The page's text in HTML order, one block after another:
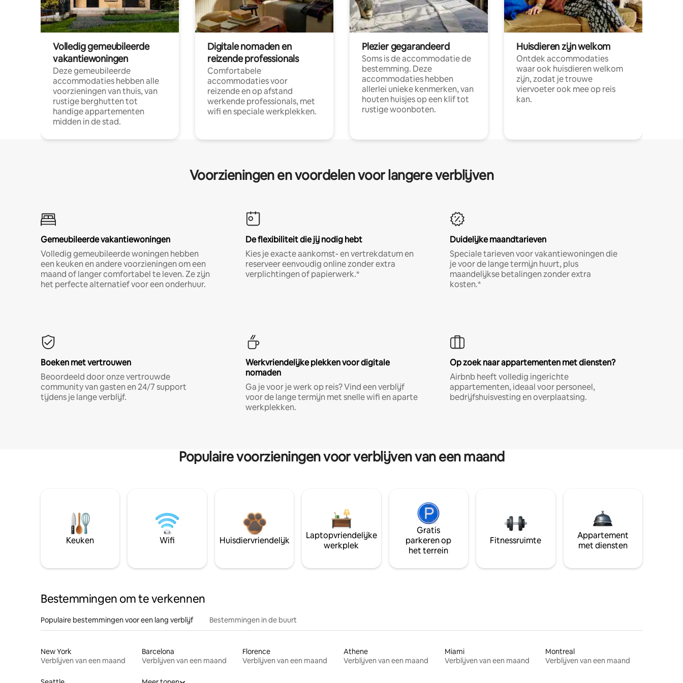
Volledig gemeubileerde
vakantiewoningen
Deze gemeubileerde
accommodaties hebben alle
voorzieningen van thuis, van
rustige berghutten tot
handige appartementen
midden in de stad.
Digitale nomaden en
reizende professionals
Comfortabele
accommodaties voor
reizende en op afstand
werkende professionals, met
wifi en speciale werkplekken.
Plezier gegarandeerd
Soms is de accommodatie de
bestemming. Deze
accommodaties hebben
allerlei unieke kenmerken, van
houten huisjes op een klif tot
rustige woonboten.
Huisdieren zijn welkom
Ontdek accommodaties
waar ook huisdieren welkom
zijn, zodat je trouwe
viervoeter ook mee op reis
kan.
Voorzieningen en voordelen voor langere verblijven
Gemeubileerde vakantiewoningen
Volledig gemeubileerde woningen hebben
een keuken en andere voorzieningen om een
maand of langer comfortabel te leven. Ze zijn
het perfecte alternatief voor een onderhuur.
De flexibiliteit die jij nodig hebt
Kies je exacte aankomst- en vertrekdatum en
reserveer eenvoudig online zonder extra
verplichtingen of papierwerk.*
Duidelijke maandtarieven
Speciale tarieven voor vakantiewoningen die
je voor de lange termijn huurt, plus
maandelijkse betalingen zonder extra
kosten.*
Boeken met vertrouwen
Beoordeeld door onze vertrouwde
community van gasten en 24/7 support
tijdens je lange verblijf.
Werkvriendelijke plekken voor digitale
nomaden
Ga je voor je werk op reis? Vind een verblijf
voor de lange termijn met snelle wifi en aparte
werkplekken.
Op zoek naar appartementen met diensten?
Airbnb heeft volledig ingerichte
appartementen, ideaal voor personeel,
bedrijfshuisvesting en overplaatsing.
Populaire voorzieningen voor verblijven van een maand
Keuken Wifi Huisdiervriendelijk
Laptopvriendelijke
werkplek
Gratis
parkeren op
het terrein
Fitnessruimte
Appartement
met diensten
Bestemmingen om te verkennen
Populaire bestemmingen voor een lang verblijf Bestemmingen in de buurt
New York
Verblijven van een maand
Barcelona
Verblijven van een maand
Florence
Verblijven van een maand
Athene
Verblijven van een maand
Miami
Verblijven van een maand
Montreal
Verblijven van een maand